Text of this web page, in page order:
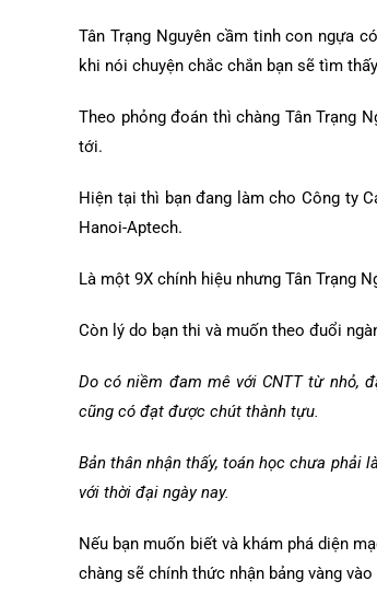
Tân Trạng Nguyên cầm tinh con ngựa
khi nói chuyện chắc chắn bạn sẽ tìm
Theo phỏng đoán thì chàng Tân Trạng
tới.
Hiện tại thì bạn đang làm cho Công ty
Hanoi-Aptech.
Là một 9X chính hiệu nhưng Tân Trạng
Còn lý do bạn thi và muốn theo đuổi
Do có niềm đam mê với CNTT từ nhỏ,
cũng có đạt được chút thành tựu.
Bản thân nhận thấy, toán học chưa phải
với thời đại ngày nay.
Nếu bạn muốn biết và khám phá diện
chàng sẽ chính thức nhận bảng vàng